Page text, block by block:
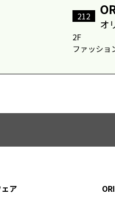
212
オ
2F
ファッショ
ア